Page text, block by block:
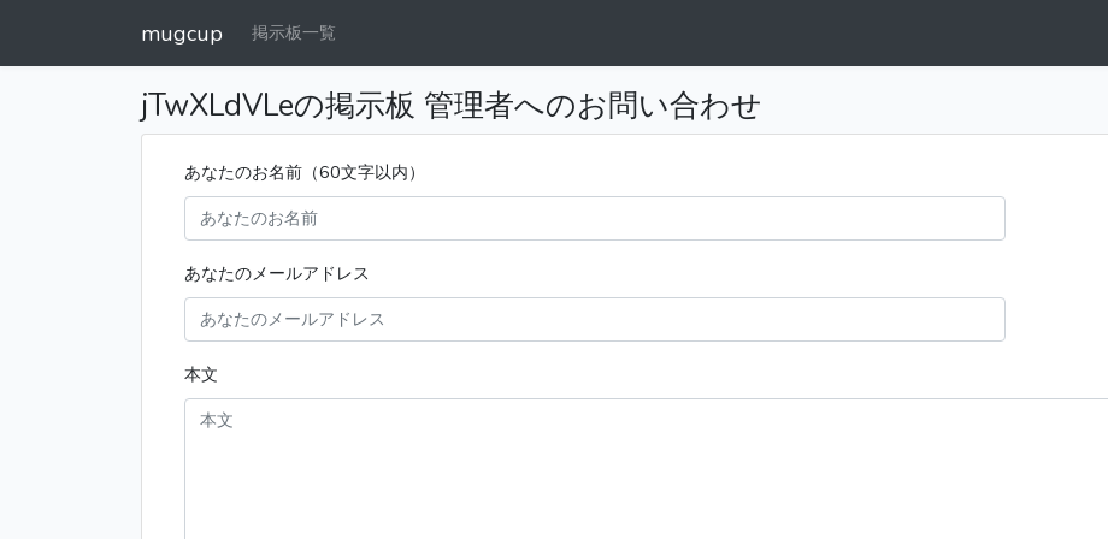
mugcup 掲示板一覧
jTwXLdVLeの掲示板 管理者へのお問い合わせ
あなたのお名前（60文字以内）
あなたのメールアドレス
本文